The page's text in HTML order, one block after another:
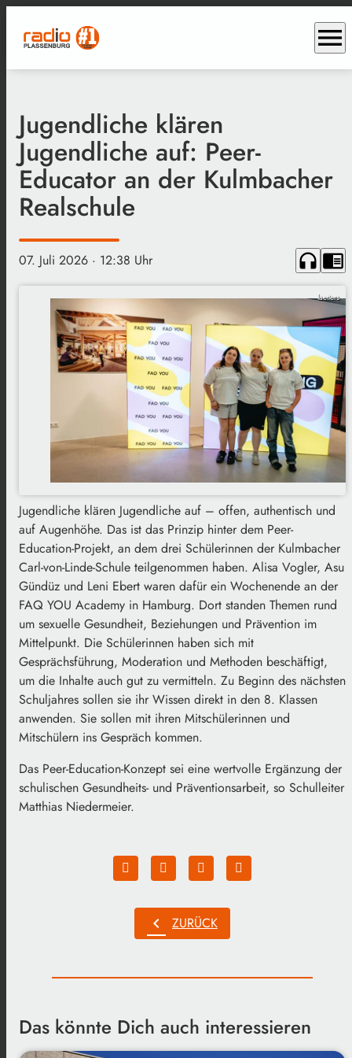
menu
Jugendliche klären
Jugendliche auf: Peer-
Educator an der Kulmbacher
Realschule
07. Juli 2026 · 12:38 Uhr headphones chrome_reader_mode
laetters
Jugendliche klären Jugendliche auf – offen, authentisch und
auf Augenhöhe. Das ist das Prinzip hinter dem Peer-
Education-Projekt, an dem drei Schülerinnen der Kulmbacher
Carl-von-Linde-Schule teilgenommen haben. Alisa Vogler, Asu
Gündüz und Leni Ebert waren dafür ein Wochenende an der
FAQ YOU Academy in Hamburg. Dort standen Themen rund
um sexuelle Gesundheit, Beziehungen und Prävention im
Mittelpunkt. Die Schülerinnen haben sich mit
Gesprächsführung, Moderation und Methoden beschäftigt,
um die Inhalte auch gut zu vermitteln. Zu Beginn des nächsten
Schuljahres sollen sie ihr Wissen direkt in den 8. Klassen
anwenden. Sie sollen mit ihren Mitschülerinnen und
Mitschülern ins Gespräch kommen.
Das Peer-Education-Konzept sei eine wertvolle Ergänzung der
schulischen Gesundheits- und Präventionsarbeit, so Schulleiter
Matthias Niedermeier.
chevron_left ZURÜCK
Das könnte Dich auch interessieren